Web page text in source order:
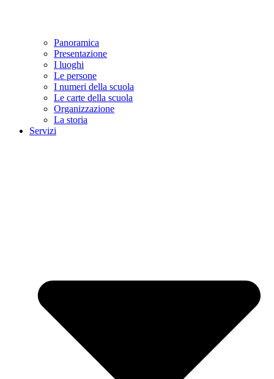
Panoramica
Presentazione
I luoghi
Le persone
I numeri della scuola
Le carte della scuola
Organizzazione
La storia
Servizi